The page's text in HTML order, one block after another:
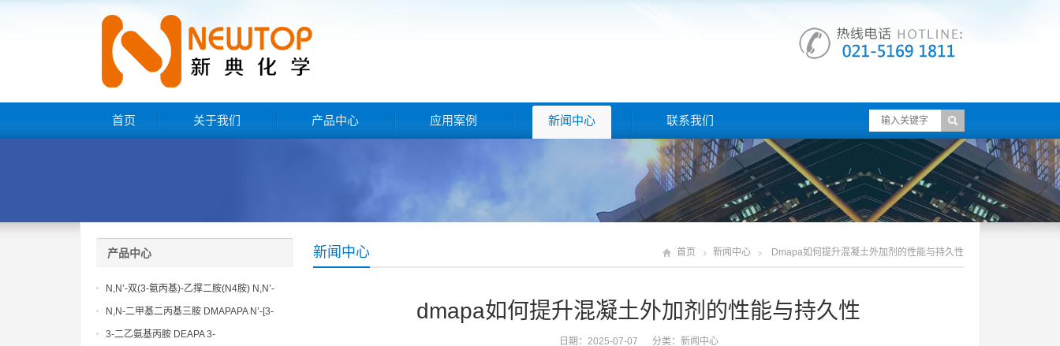
首页 关于我们 产品中心 应用案例 新闻中心 联系我们
新闻中心 首页 新闻中心 Dmapa如何提升混凝土外加剂的性能与持久性
dmapa如何提升混凝土外加剂的性能与持久性
日期：2025-07-07 分类： 新闻中心
产品中心
N,N’-双(3-氨丙基)-乙撑二胺(N4胺) N,N’-
Bis(3-aminopropyl)-ethylenediamine CAS
No10563-26-5
N,N-二甲基二丙基三胺 DMAPAPA N’-[3-
(dimethylamino)propyllpropane-1,3-
3-二乙氨基丙胺 DEAPA 3-